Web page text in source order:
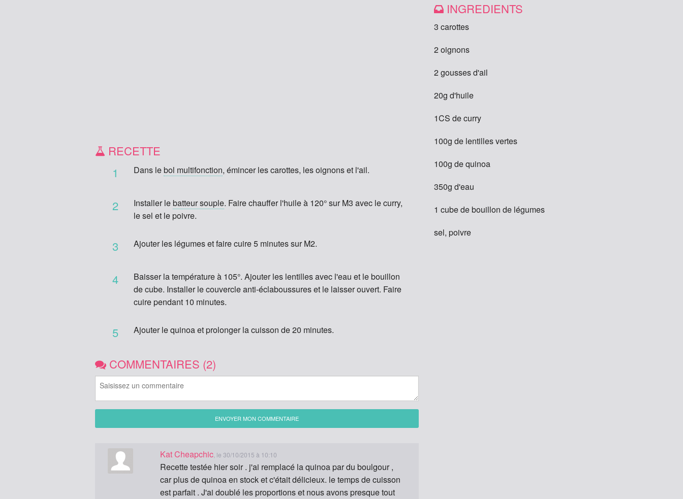
RECETTE
1
Dans lebol multifonction, émincer les carottes, les oignons et l'ail.
2 Installer lebatteur souple. Faire chauffer l'huile à 120° sur M3 avec le curry,
le sel et le poivre.
3 Ajouter les légumes et faire cuire 5 minutes sur M2.
4
Baisser la température à 105°. Ajouter les lentilles avec l'eau et le bouillon
de cube. Installer le couvercle anti-éclaboussures et le laisser ouvert. Faire
cuire pendant 10 minutes.
5 Ajouter le quinoa et prolonger la cuisson de 20 minutes.
COMMENTAIRES (2)
ENVOYER MON COMMENTAIRE
Kat Cheapchic, le 30/10/2015 à 10:10
Recette testée hier soir . j'ai remplacé la quinoa par du boulgour ,
car plus de quinoa en stock et c'était délicieux. le temps de cuisson
est parfait . J'ai doublé les proportions et nous avons presque tout
INGREDIENTS
3 carottes
2 oignons
2 gousses d'ail
20g d'huile
1CS de curry
100g de lentilles vertes
100g de quinoa
350g d'eau
1 cube de bouillon de légumes
sel, poivre